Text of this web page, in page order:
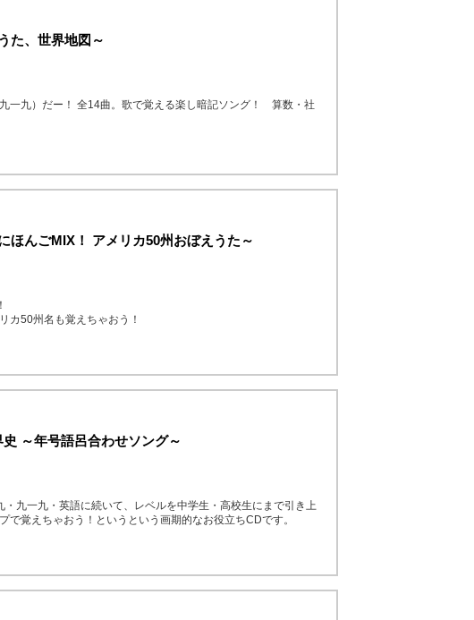
た、世界地図～
一九）だー！ 全14曲。歌で覚える楽し暗記ソング！ 算数・社
ほんごMIX！ アメリカ50州おぼえうた～
カ50州名も覚えちゃおう！
～年号語呂合わせソング～
九一九・英語に続いて、レベルを中学生・高校生にまで引き上
で覚えちゃおう！というという画期的なお役立ちCDです。